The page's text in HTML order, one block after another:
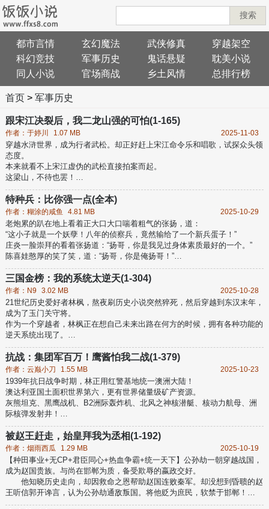
搜索
都市言情 玄幻魔法 武侠修真
穿越架空
科幻竞技
军事历史 鬼话悬疑
耽美小说
同人小说
官场商战 乡土风情 总排行榜
首页> 军事历史
跟宋江决裂后，我二龙山强的可怕(1-165)
作者：于婷川 1.07 MB 2025-11-03
穿越水浒世界，成为行者武松。却正好赶上宋江命令乐和唱歌，试探众头领
态度。
本来就看不上宋江虚伪的武松直接拍案而起。
这梁山，不待也罢！
我要回二龙山，谁赞成，谁反对？
今日一别，以后见面，就是生死大仇！
李逵嗜杀成性，滥杀无辜？杀！
王英好色卑劣，流氓一个？杀！
吴用心狠手辣，害人无数？杀！
董平忘恩负义，恩将仇报？杀！
随着手中雪花镔铁双刀挥舞，武松意外的发现，他一步一步，爬到了最高。
特种兵：比你强一点(全本)
作者：糊涂的咸鱼 4.81 MB 2025-10-29
老炮累的趴在地上看着正大口大口喘着粗气的张扬，道：
“这小子就是一个妖孽！八年的侦察兵，竟然输给了一个新兵蛋子！”
庄炎一脸崇拜的看着张扬道：“扬哥，你是我见过身体素质最好的一个。”
陈喜娃憨厚的笑了笑，道：“扬哥，你是俺扬哥！”
高大壮十分满意的看着将自己打败的张扬，道：
“好小子！我喜欢你...”
张扬穿越了，来到了特一的世界，获得系统，从此走向了人生巅峰...
（本书特一为第一世界，不喜勿喷！）...
三国金榜：我的系统太逆天(1-304)
作者：N9 3.02 MB 2025-10-28
21世纪历史爱好者林枫，熬夜刷历史小说突然猝死，然后穿越到东汉末年，
成为了玉门关守将。
作为一个穿越者，林枫正在想自己未来出路在何方的时候，拥有各种功能的
逆天系统出现了。
人口功能：可以兑换无数人口、各类兵马以及人才；
召唤功能：可以兑换后世历史、小说故事里面出现过的武将、谋臣和特殊人
才；
签到功能：分为日签、月签和年签，上到跨时代武器下到生活用品应有尽
有；
正当林枫正在暗自积累实力，坐看天下诸侯争斗。谁料天地异变，天道金榜
现世。
诸侯们疯狂了！
抗战：集团军百万！鹰酱怕我二战(1-379)
作者：云巅小刀 1.55 MB 2025-10-23
1939年抗日战争时期，林正用红警基地统一澳洲大陆！
澳达利亚国土面积世界第六，更有世界储量级矿产资源。
灰熊坦克、黑鹰战机、B2洲际轰炸机、北风之神核潜艇、核动力航母、洲
际核弹发射井！
红警集团军百万人，让东南亚各国，南亚阿三！扶桑本土！毛熊远东！太平
洋鹰酱各国瑟瑟发抖！
……
【冤种委座：娘希匹！委座劝你赶紧加入二战！】
【裕仁天皇:东南亚四十万日军覆灭了？二百万精锐日军覆灭了！】
【罗嘶福:鹰酱太平洋海军败了！！】
【大胡子:毛熊钢铁洪流败了？】
被赵王赶走，始皇拜我为丞相(1-192)
作者：烟雨西瓜 1.29 MB 2025-10-19
【种田事业+无CP+君臣同心+热血争霸+统一天下】公孙劫一朝穿越战国，
成为赵国贵族。与尚在邯郸为质，备受欺辱的嬴政交好。
他知晓历史走向，却因救命之恩帮助赵国连败秦军。却没想到昏聩的赵
王听信郭开谗言，认为公孙劫通敌叛国。将他贬为庶民，软禁于邯郸！
恰逢嬴政得到消息，立即派遣使臣入赵。以六座城池为礼，换取公孙劫